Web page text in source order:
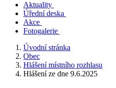
Aktuality
Úřední deska
Akce
Fotogalerie
Úvodní stránka
Obec
Hlášení místního rozhlasu
Hlášení ze dne 9.6.2025